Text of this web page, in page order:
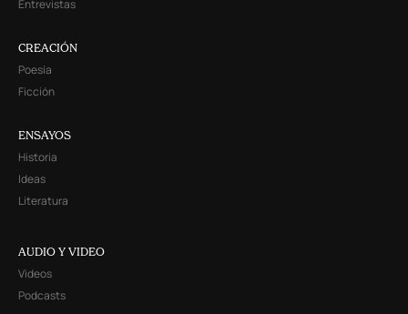
Entrevistas
CREACIÓN
Poesía
Ficción
ENSAYOS
Historia
Ideas
Literatura
AUDIO Y VIDEO
Videos
Podcasts